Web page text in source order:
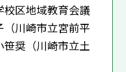
区地域教育会議
川崎市立宮前平
奨（川崎市立土